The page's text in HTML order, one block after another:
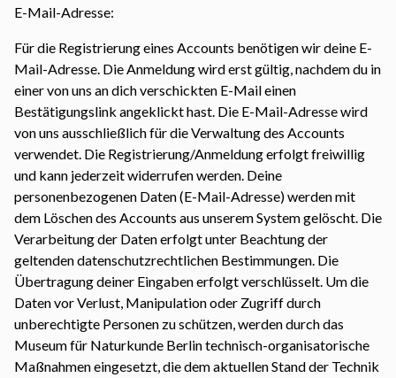
E-Mail-Adresse:
Für die Registrierung eines Accounts benötigen wir deine E-
Mail-Adresse. Die Anmeldung wird erst gültig, nachdem du in
einer von uns an dich verschickten E-Mail einen
Bestätigungslink angeklickt hast. Die E-Mail-Adresse wird
von uns ausschließlich für die Verwaltung des Accounts
verwendet. Die Registrierung/Anmeldung erfolgt freiwillig
und kann jederzeit widerrufen werden. Deine
personenbezogenen Daten (E-Mail-Adresse) werden mit
dem Löschen des Accounts aus unserem System gelöscht. Die
Verarbeitung der Daten erfolgt unter Beachtung der
geltenden datenschutzrechtlichen Bestimmungen. Die
Übertragung deiner Eingaben erfolgt verschlüsselt. Um die
Daten vor Verlust, Manipulation oder Zugriff durch
unberechtigte Personen zu schützen, werden durch das
Museum für Naturkunde Berlin technisch-organisatorische
Maßnahmen eingesetzt, die dem aktuellen Stand der Technik